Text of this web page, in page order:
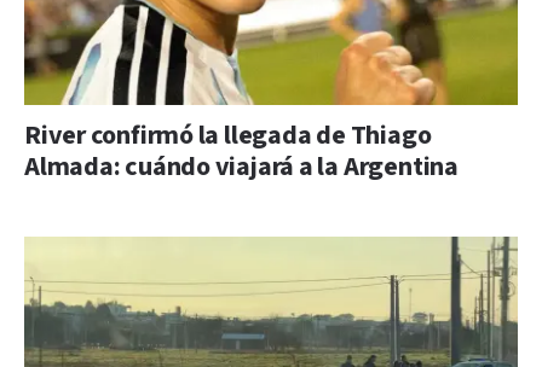
River confirmó la llegada de Thiago
Almada: cuándo viajará a la Argentina